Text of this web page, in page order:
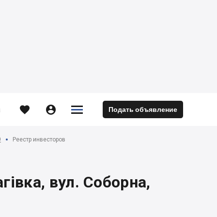
  

 Подать объявление
Реестр инвесторов
вул. Соборна,